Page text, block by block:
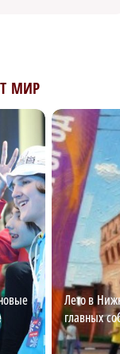
МИР
Лето в
главных